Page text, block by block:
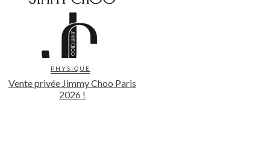
PHYSIQUE
Vente privée Jimmy Choo Paris
2026 !